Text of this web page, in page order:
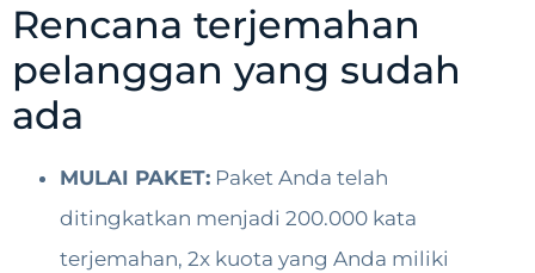
Rencana terjemahan
pelanggan yang sudah
ada
MULAI PAKET: Paket Anda telah
ditingkatkan menjadi 200.000 kata
terjemahan, 2x kuota yang Anda miliki